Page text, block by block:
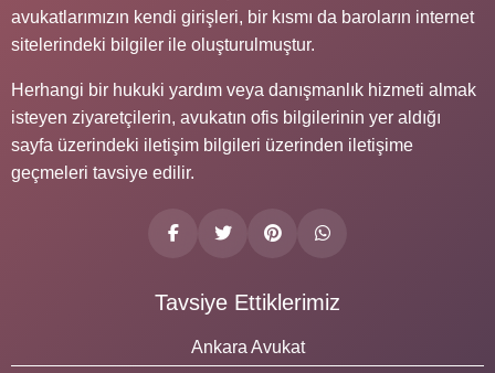
avukatlarımızın kendi girişleri, bir kısmı da baroların internet
sitelerindeki bilgiler ile oluşturulmuştur.
Herhangi bir hukuki yardım veya danışmanlık hizmeti almak
isteyen ziyaretçilerin, avukatın ofis bilgilerinin yer aldığı
sayfa üzerindeki iletişim bilgileri üzerinden iletişime
geçmeleri tavsiye edilir.
Tavsiye Ettiklerimiz
Ankara Avukat